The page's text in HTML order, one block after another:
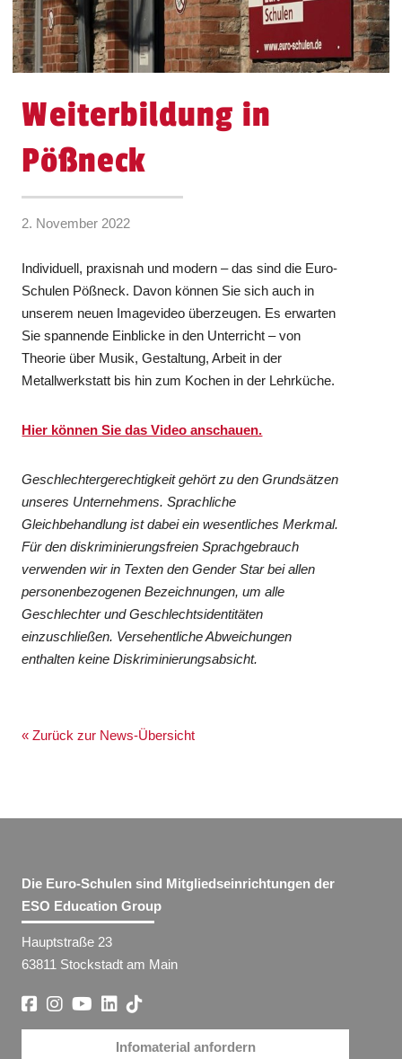
Weiterbildung in
Pößneck
2. November 2022
Individuell, praxisnah und modern – das sind die Euro-
Schulen Pößneck. Davon können Sie sich auch in
unserem neuen Imagevideo überzeugen. Es erwarten
Sie spannende Einblicke in den Unterricht – von
Theorie über Musik, Gestaltung, Arbeit in der
Metallwerkstatt bis hin zum Kochen in der Lehrküche.
Hier können Sie das Video anschauen.
Geschlechtergerechtigkeit gehört zu den Grundsätzen
unseres Unternehmens. Sprachliche
Gleichbehandlung ist dabei ein wesentliches Merkmal.
Für den diskriminierungsfreien Sprachgebrauch
verwenden wir in Texten den Gender Star bei allen
personenbezogenen Bezeichnungen, um alle
Geschlechter und Geschlechtsidentitäten
einzuschließen. Versehentliche Abweichungen
enthalten keine Diskriminierungsabsicht.
« Zurück zur News-Übersicht
Die Euro-Schulen sind Mitgliedseinrichtungen der
ESO Education Group
Hauptstraße 23
63811 Stockstadt am Main
Infomaterial anfordern